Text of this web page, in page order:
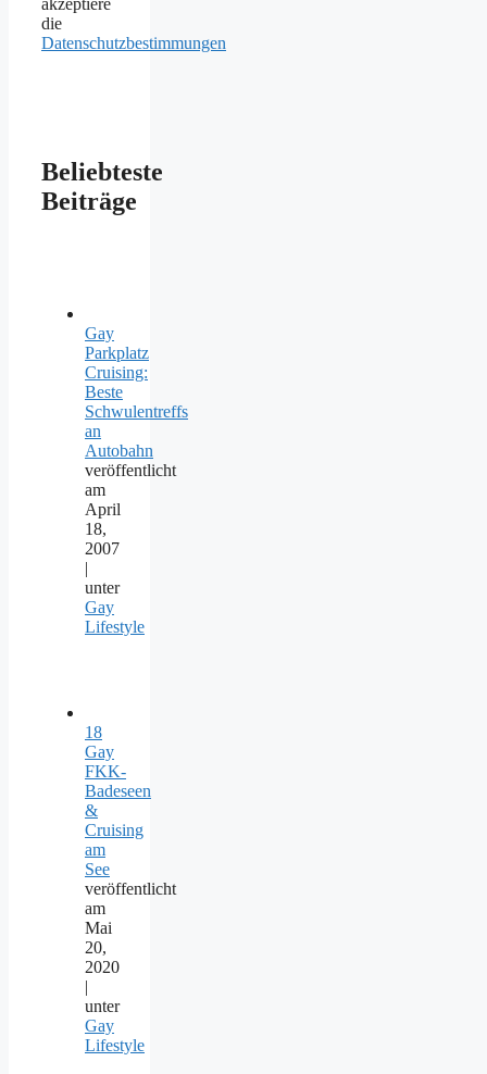
akzeptiere
die
Datenschutzbestimmungen
Beliebteste
Beiträge
Gay
Parkplatz
Cruising:
Beste
Schwulentreffs
an
Autobahn
veröffentlicht
am
April
18,
2007
|
unter
Gay
Lifestyle
18
Gay
FKK-
Badeseen
&
Cruising
am
See
veröffentlicht
am
Mai
20,
2020
|
unter
Gay
Lifestyle